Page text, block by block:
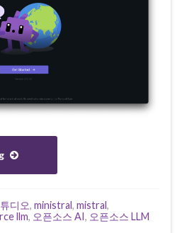
디오, ministral, mistral,
llm, 오픈소스 AI, 오픈소스 LLM